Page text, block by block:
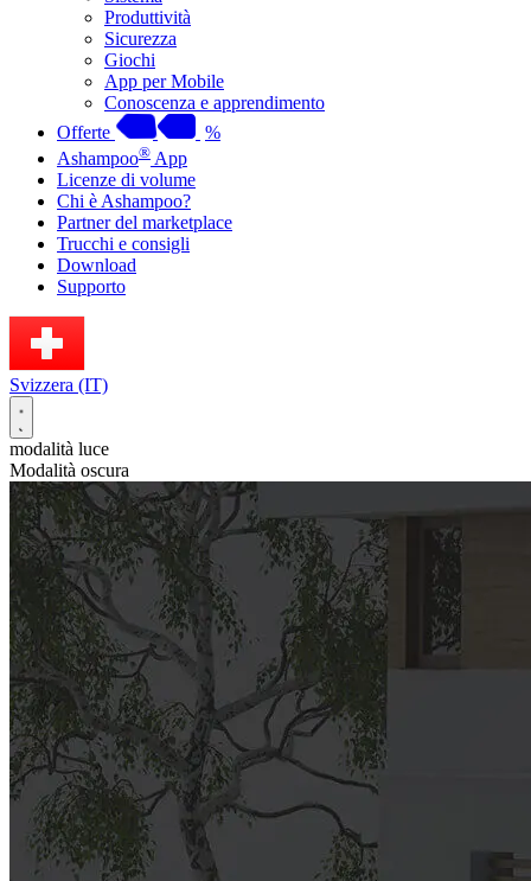
Produttività
Sicurezza
Giochi
App per Mobile
Conoscenza e apprendimento
Offerte
%
Ashampoo® App
Licenze di volume
Chi è Ashampoo?
Partner del marketplace
Trucchi e consigli
Download
Supporto
Svizzera (IT)
modalità luce
Modalità oscura